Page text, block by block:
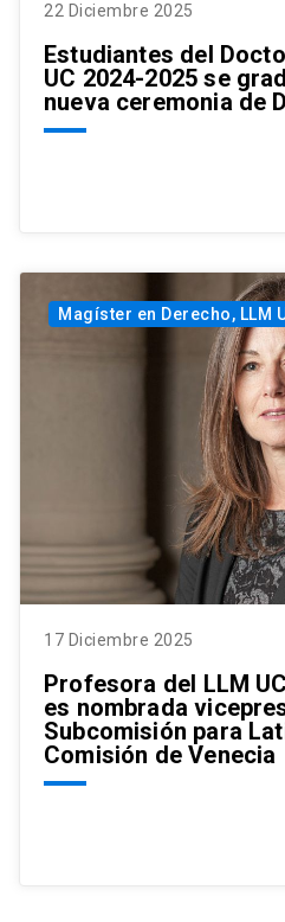
22 Diciembre 2025
Estudiantes del
UC 2024-2025 se
nueva ceremonia de
Magíster en Derecho, LLM
17 Diciembre 2025
Profesora del LLM
es nombrada
Subcomisión para
Comisión de Venecia